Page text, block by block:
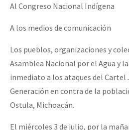
Al Congreso Nacional Indígena
A los medios de comunicación
Los pueblos, organizaciones y
Asamblea Nacional por el Agua y
inmediato a los ataques del Cartel
Generación en contra de la
Ostula, Michoacán.
El miércoles 3 de julio, por la